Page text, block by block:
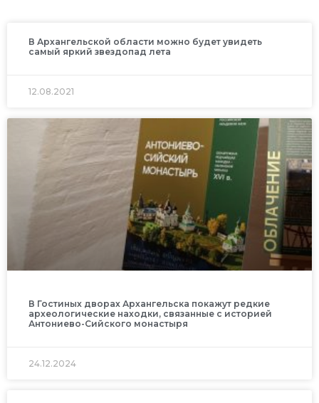
В Архангельской области можно будет увидеть
самый яркий звездопад лета
12.08.2021
В Гостиных дворах Архангельска покажут редкие
археологические находки, связанные с историей
Антониево-Сийского монастыря
24.12.2024